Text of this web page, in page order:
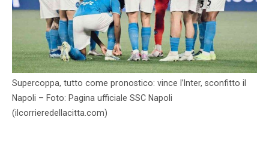
Supercoppa, tutto come pronostico: vince l’Inter, sconfitto il
Napoli – Foto: Pagina ufficiale SSC Napoli
(ilcorrieredellacitta.com)